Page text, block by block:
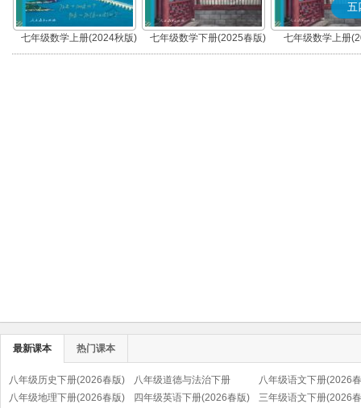
七年级数学上册(2024秋版) 七年级数学下册(2025春版)
五
七年级数学上册
最新课本 热门课本
八年级历史下册(2026春版)
(部编版)
八年级道德与法治下册
(2026春版)(部编版)
八年级语文下册(2026
(部编版)
八年级地理下册(2026春版)
四年级英语下册(2026春版)
三年级语文下册(2026